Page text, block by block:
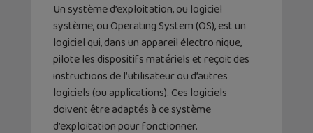
Un système d’exploitation, ou logiciel
système, ou Operating System (OS), est un
logiciel qui, dans un appareil électro nique,
pilote les dispositifs matériels et reçoit des
instructions de l’utilisateur ou d’autres
logiciels (ou applications). Ces logiciels
doivent être adaptés à ce système
d’exploitation pour fonctionner.